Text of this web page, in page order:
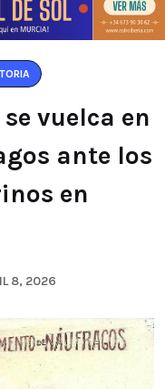
se vuelca en
ante los
en
8, 2026